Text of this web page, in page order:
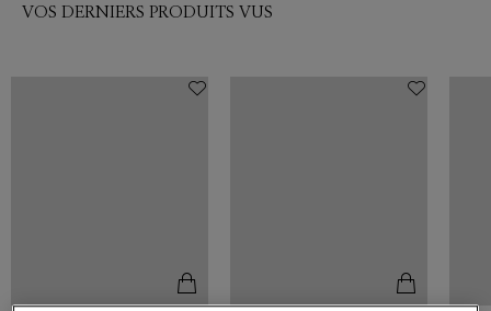
VOS DERNIERS PRODUITS VUS